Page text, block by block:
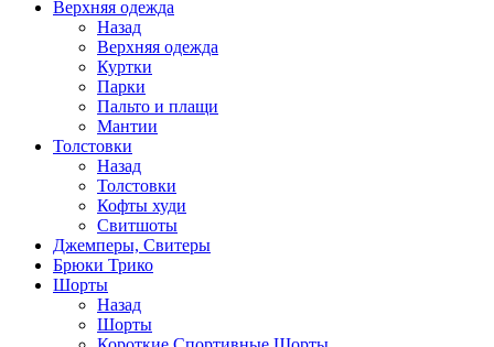
Верхняя одежда
Назад
Верхняя одежда
Куртки
Парки
Пальто и плащи
Мантии
Толстовки
Назад
Толстовки
Кофты худи
Свитшоты
Джемперы, Свитеры
Брюки Трико
Шорты
Назад
Шорты